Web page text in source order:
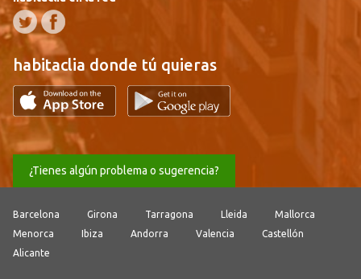
habitaclia donde tú quieras
¿Tienes algún problema o sugerencia?
Barcelona Girona Tarragona Lleida
Mallorca
Menorca
Ibiza Andorra Valencia
Castellón
Alicante